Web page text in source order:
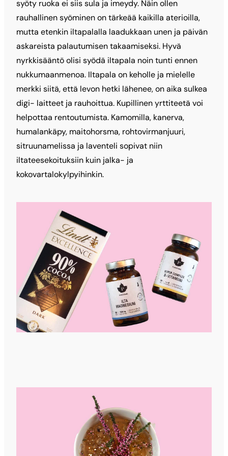
syöty ruoka ei siis sula ja imeydy. Näin ollen
rauhallinen syöminen on tärkeää kaikilla aterioilla,
mutta etenkin iltapalalla laadukkaan unen ja päivän
askareista palautumisen takaamiseksi. Hyvä
nyrkkisääntö olisi syödä iltapala noin tunti ennen
nukkumaanmenoa. Iltapala on keholle ja mielelle
merkki siitä, että levon hetki lähenee, on aika sulkea
digi- laitteet ja rauhoittua. Kupillinen yrttiteetä voi
helpottaa rentoutumista. Kamomilla, kanerva,
humalankäpy, maitohorsma, rohtovirmanjuuri,
sitruunamelissa ja laventeli sopivat niin
iltateesekoituksiin kuin jalka- ja
kokovartalokylpyihinkin.